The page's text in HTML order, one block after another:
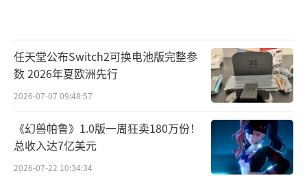
任天堂公布Switch2可换电池版完整参
数 2026年夏欧洲先行
2026-07-07 09:48:57
《幻兽帕鲁》1.0版一周狂卖180万份！
总收入达7亿美元
2026-07-22 10:34:34